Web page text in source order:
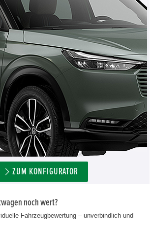
ZUM KONFIGURATOR
noch wert?
Fahrzeugbewertung – unverbindlich und